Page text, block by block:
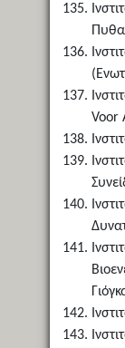
Voor